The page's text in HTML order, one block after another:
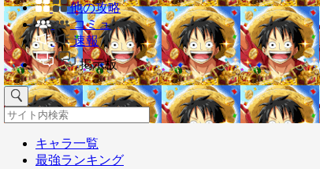
他の攻略
コミュ
速報
掲示板
キャラ一覧
最強ランキング